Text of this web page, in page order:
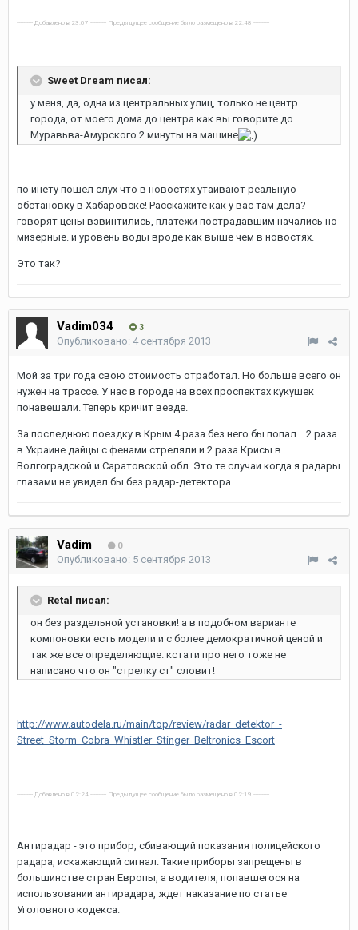
---------- Добавлено в 23:07 ---------- Предыдущее сообщение было размещено в 22:48 ----------
Sweet Dream писал:
у меня, да, одна из центральных улиц, только не центр
города, от моего дома до центра как вы говорите до
Муравьва-Амурского 2 минуты на машине
по инету пошел слух что в новостях утаивают реальную
обстановку в Хабаровске! Расскажите как у вас там дела?
говорят цены взвинтились, платежи пострадавшим начались но
мизерные. и уровень воды вроде как выше чем в новостях.
Это так?
Vadim034 3
Опубликовано: 4 сентября 2013
Мой за три года свою стоимость отработал. Но больше всего он
нужен на трассе. У нас в городе на всех проспектах кукушек
понавешали. Теперь кричит везде.
За последнюю поездку в Крым 4 раза без него бы попал... 2 раза
в Украине дайцы с фенами стреляли и 2 раза Крисы в
Волгоградской и Саратовской обл. Это те случаи когда я радары
глазами не увидел бы без радар-детектора.
Vadim 0
Опубликовано: 5 сентября 2013
Retal писал:
он без раздельной установки! а в подобном варианте
компоновки есть модели и с более демократичной ценой и
так же все определяющие. кстати про него тоже не
написано что он "стрелку ст" словит!
http://www.autodela.ru/main/top/review/radar_detektor_-
Street_Storm_Cobra_Whistler_Stinger_Beltronics_Escort
---------- Добавлено в 02:24 ---------- Предыдущее сообщение было размещено в 02:19 ----------
Антирадар - это прибор, сбивающий показания полицейского
радара, искажающий сигнал. Такие приборы запрещены в
большинстве стран Европы, а водителя, попавшегося на
использовании антирадара, ждет наказание по статье
Уголовного кодекса.